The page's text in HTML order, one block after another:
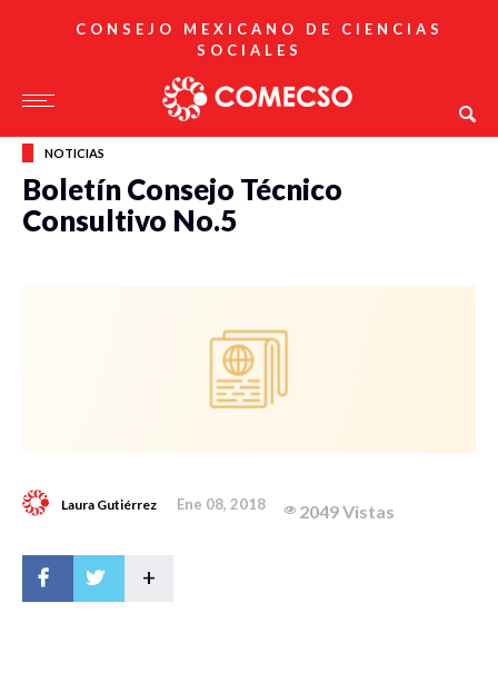
CONSEJO MEXICANO DE CIENCIAS
SOCIALES
NOTICIAS
Boletín Consejo Técnico
Consultivo No.5
Laura Gutiérrez Ene 08, 2018 2049 Vistas
+